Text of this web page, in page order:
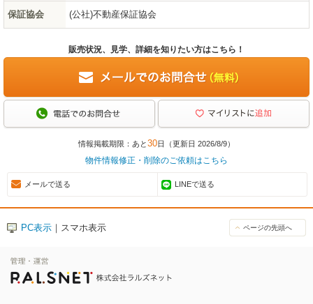
保証協会 (公社)不動産保証協会
販売状況、見学、詳細を知りたい方はこちら！
情報掲載期限：あと30日（更新日 2026/8/9）
物件情報修正・削除のご依頼はこちら
メールで送る LINEで送る
PC表示 ｜スマホ表示 ページの先頭へ